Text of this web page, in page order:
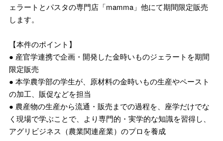
ェラートとパスタの専門店「mamma」他にて期間限定販売
します。
【本件のポイント】
● 産官学連携で企画・開発した金時いものジェラートを期間
限定販売
● 本学農学部の学生が、原材料の金時いもの生産やペースト
の加工、販促などを担当
● 農産物の生産から流通・販売までの過程を、座学だけでな
く現場で学ぶことで、より専門的・実学的な知識を習得し、
アグリビジネス（農業関連産業）のプロを養成